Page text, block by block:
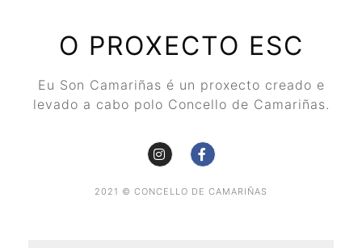
O PROXECTO ESC
Eu Son Camariñas é un proxecto creado e
levado a cabo polo Concello de Camariñas.
2021 © CONCELLO DE CAMARIÑAS